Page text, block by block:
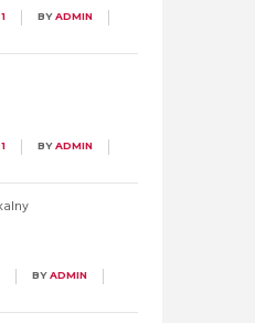
BYADMIN
BYADMIN
BYADMIN